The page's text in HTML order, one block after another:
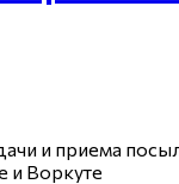
и приема
и Воркуте